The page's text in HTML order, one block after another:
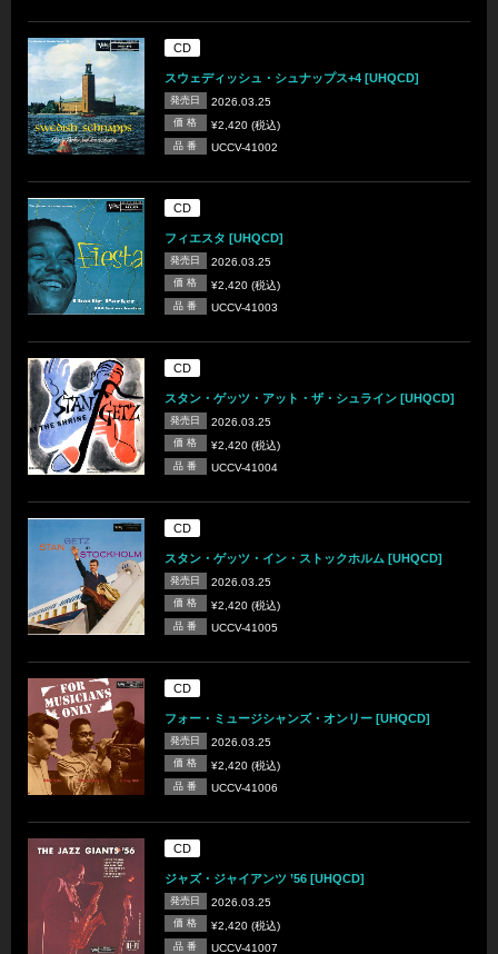
CD
スウェディッシュ・シュナップス+4 [UHQCD]
発売日 2026.03.25
価 格 ¥2,420 (税込)
品 番 UCCV-41002
CD
フィエスタ [UHQCD]
発売日 2026.03.25
価 格 ¥2,420 (税込)
品 番 UCCV-41003
CD
スタン・ゲッツ・アット・ザ・シュライン [UHQCD]
発売日 2026.03.25
価 格 ¥2,420 (税込)
品 番 UCCV-41004
CD
スタン・ゲッツ・イン・ストックホルム [UHQCD]
発売日 2026.03.25
価 格 ¥2,420 (税込)
品 番 UCCV-41005
CD
フォー・ミュージシャンズ・オンリー [UHQCD]
発売日 2026.03.25
価 格 ¥2,420 (税込)
品 番 UCCV-41006
CD
ジャズ・ジャイアンツ ’56 [UHQCD]
発売日 2026.03.25
価 格 ¥2,420 (税込)
品 番 UCCV-41007